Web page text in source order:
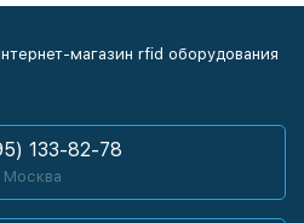
магазин rfid оборудования
133-82-78
Москва